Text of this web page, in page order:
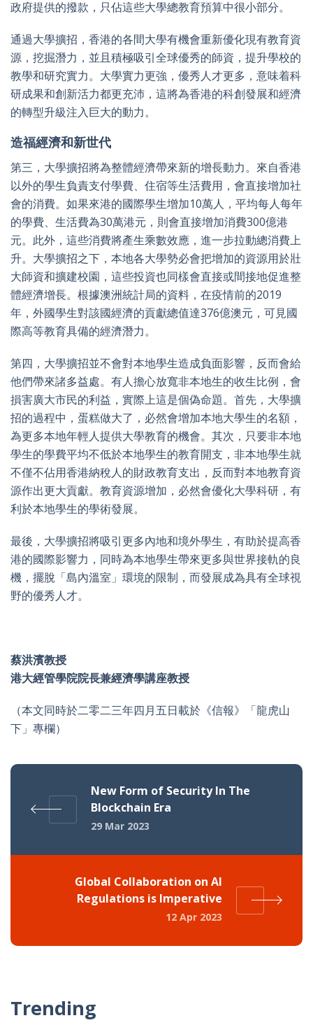
政府提供的撥款，只佔這些大學總教育預算中很小部分。
通過大學擴招，香港的各間大學有機會重新優化現有教育資
源，挖掘潛力，並且積極吸引全球優秀的師資，提升學校的
教學和研究實力。大學實力更強，優秀人才更多，意味着科
研成果和創新活力都更充沛，這將為香港的科創發展和經濟
的轉型升級注入巨大的動力。
造福經濟和新世代
第三，大學擴招將為整體經濟帶來新的增長動力。來自香港
以外的學生負責支付學費、住宿等生活費用，會直接增加社
會的消費。如果來港的國際學生增加10萬人，平均每人每年
的學費、生活費為30萬港元，則會直接增加消費300億港
元。此外，這些消費將產生乘數效應，進一步拉動總消費上
升。大學擴招之下，本地各大學勢必會把增加的資源用於壯
大師資和擴建校園，這些投資也同樣會直接或間接地促進整
體經濟增長。根據澳洲統計局的資料，在疫情前的2019
年，外國學生對該國經濟的貢獻總值達376億澳元，可見國
際高等教育具備的經濟潛力。
第四，大學擴招並不會對本地學生造成負面影響，反而會給
他們帶來諸多益處。有人擔心放寬非本地生的收生比例，會
損害廣大市民的利益，實際上這是個偽命題。首先，大學擴
招的過程中，蛋糕做大了，必然會增加本地大學生的名額，
為更多本地年輕人提供大學教育的機會。其次，只要非本地
學生的學費平均不低於本地學生的教育開支，非本地學生就
不僅不佔用香港納稅人的財政教育支出，反而對本地教育資
源作出更大貢獻。教育資源增加，必然會優化大學科研，有
利於本地學生的學術發展。
最後，大學擴招將吸引更多內地和境外學生，有助於提高香
港的國際影響力，同時為本地學生帶來更多與世界接軌的良
機，擺脫「島內溫室」環境的限制，而發展成為具有全球視
野的優秀人才。
蔡洪濱教授
港大經管學院院長兼經濟學講座教授
（本文同時於二零二三年四月五日載於《信報》「龍虎山
下」專欄）
New Form of Security In The
Blockchain Era
29 Mar 2023
Global Collaboration on AI
Regulations is Imperative
12 Apr 2023
Trending